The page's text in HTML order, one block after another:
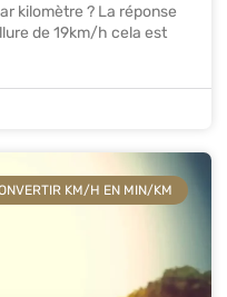
kilomètre ? La réponse
de 19km/h cela est
KM/H EN MIN/KM